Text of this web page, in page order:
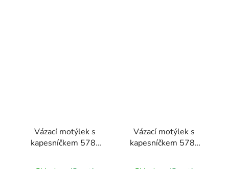
Vázací motýlek s
kapesníčkem 578-
Vázací motýlek s
kapesníčkem 578-